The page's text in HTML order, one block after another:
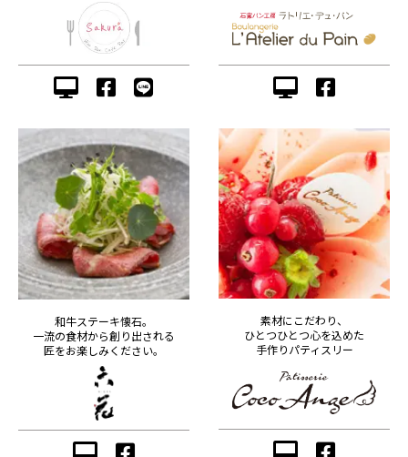
和牛ステーキ懐石。
一流の食材から創り出される
匠をお楽しみください。
素材にこだわり、
ひとつひとつ心を込めた
手作りパティスリー